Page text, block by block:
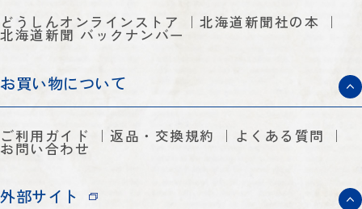
どうしんオンラインストア 北海道新聞社の本
北海道新聞 バックナンバー
お買い物について
ご利用ガイド 返品・交換規約 よくある質問
お問い合わせ
外部サイト